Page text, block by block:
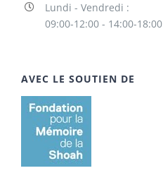
Lundi - Vendredi :
09:00-12:00 - 14:00-18:00
AVEC LE SOUTIEN DE